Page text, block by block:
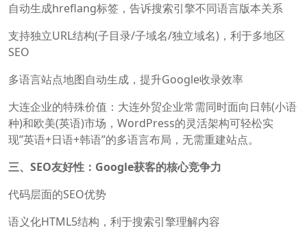
自动生成hreflang标签，告诉搜索引擎不同语言版本关系
支持独立URL结构(子目录/子域名/独立域名)，利于多地区
SEO
多语言站点地图自动生成，提升Google收录效率
大连企业的特殊价值：大连外贸企业常需同时面向日韩(小语
种)和欧美(英语)市场，WordPress的灵活架构可轻松实
现”英语+日语+韩语”的多语言布局，无需重建站点。
三、SEO友好性：Google获客的核心竞争力
代码层面的SEO优势
语义化HTML5结构，利于搜索引擎理解内容